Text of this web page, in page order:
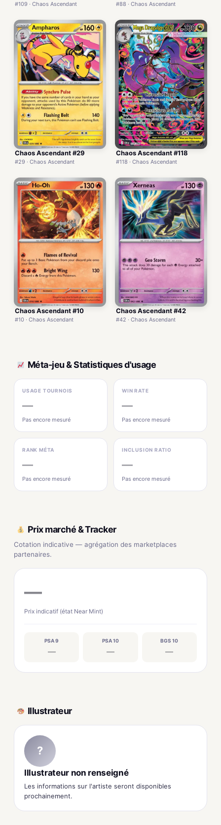
#109 · Chaos Ascendant #88 · Chaos Ascendant
Chaos Ascendant #29
#29 · Chaos Ascendant
Chaos Ascendant #118
#118 · Chaos Ascendant
Chaos Ascendant #10
#10 · Chaos Ascendant
Chaos Ascendant #42
#42 · Chaos Ascendant
Méta-jeu & Statistiques d'usage
USAGE TOURNOIS
—
Pas encore mesuré
WIN RATE
—
Pas encore mesuré
RANK MÉTA
—
Pas encore mesuré
INCLUSION RATIO
—
Pas encore mesuré
Prix marché & Tracker
Cotation indicative — agrégation des marketplaces
partenaires.
—
Prix indicatif (état Near Mint)
PSA 9
—
PSA 10
—
BGS 10
—
Illustrateur
?
Illustrateur non renseigné
Les informations sur l'artiste seront disponibles
prochainement.